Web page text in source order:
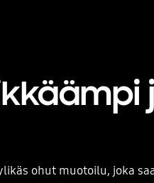
ohut muotoilu, joka